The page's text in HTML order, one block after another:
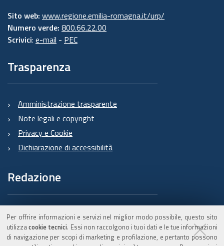
Per offrire informazioni e servizi nel miglior modo possibile, questo sito
utilizzacookie tecnici. Essi non raccolgono i tuoi dati e le tue informazioni
di navigazione per scopi di marketing e profilazione, e pertanto possono
Sito web: www.regione.emilia-romagna.it/urp/
Numero verde: 800.66.22.00
Scrivici: e-mail - PEC
Trasparenza
Amministrazione trasparente
Note legali e copyright
Privacy e Cookie
Dichiarazione di accessibilità
Redazione
Informazioni sul Burert
e contatti